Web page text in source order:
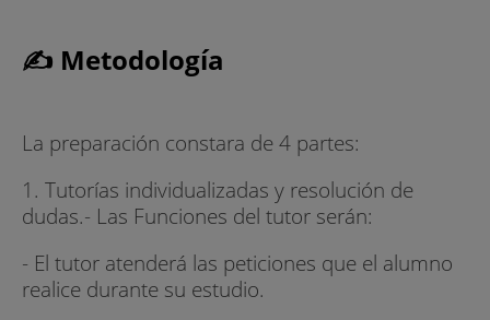
✍ Metodología
La preparación constara de 4 partes:
1. Tutorías individualizadas y resolución de
dudas.- Las Funciones del tutor serán:
- El tutor atenderá las peticiones que el alumno
realice durante su estudio.